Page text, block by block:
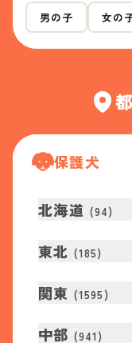
男の子 女の
保護犬
北海道 (94)
東北 (185)
関東 (1595 )
中部 (941 )